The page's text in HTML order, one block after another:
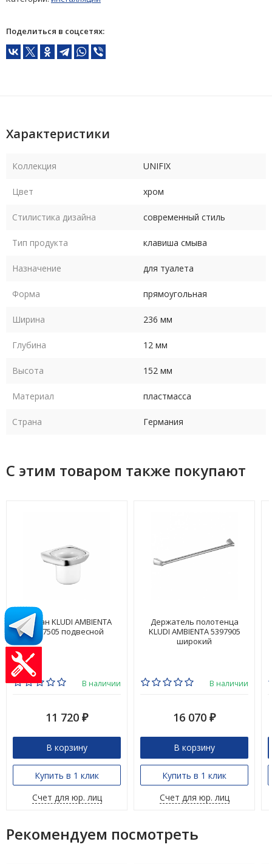
Поделиться в соцсетях:
Характеристики
Коллекция UNIFIX
Цвет хром
Стилистика дизайна современный стиль
Тип продукта клавиша смыва
Назначение для туалета
Форма прямоугольная
Ширина 236 мм
Глубина 12 мм
Высота 152 мм
Материал пластмасса
Страна Германия
С этим товаром также покупают
Стакан KLUDI AMBIENTA
5397505 подвесной
В наличии
11 720 ₽
В корзину
Купить в 1 клик
Счет для юр. лиц
Держатель полотенца
KLUDI AMBIENTA 5397905
широкий
В наличии
16 070 ₽
В корзину
Купить в 1 клик
Счет для юр. лиц
Рекомендуем посмотреть